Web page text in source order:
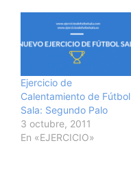
Ejercicio de
Calentamiento de Fútbol
Sala: Segundo Palo
3 octubre, 2011
En «EJERCICIO»